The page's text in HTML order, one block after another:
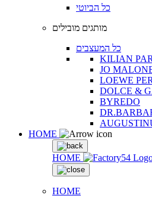
כל הביוטי
מותגים מובילים
כל המעצבים
KILIAN
JO
LOEWE
DOLCE &
BYREDO
HOME
HOME
HOME